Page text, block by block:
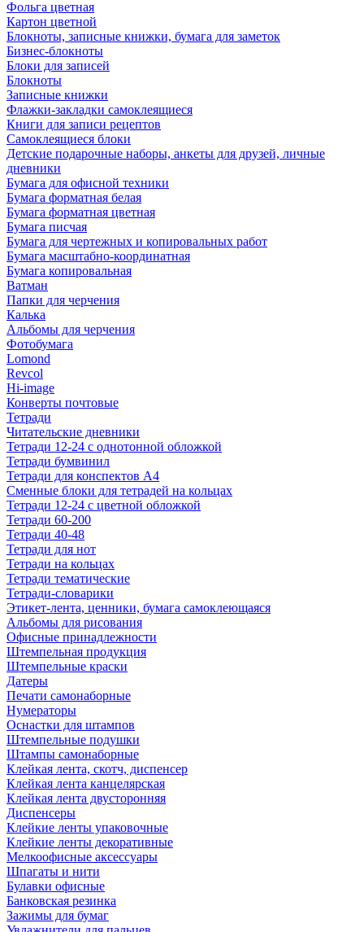
Фольга цветная
Картон цветной
Блокноты, записные книжки, бумага для заметок
Бизнес-блокноты
Блоки для записей
Блокноты
Записные книжки
Флажки-закладки самоклеящиеся
Книги для записи рецептов
Самоклеящиеся блоки
Детские подарочные наборы, анкеты для друзей, личные
дневники
Бумага для офисной техники
Бумага форматная белая
Бумага форматная цветная
Бумага писчая
Бумага для чертежных и копировальных работ
Бумага масштабно-координатная
Бумага копировальная
Ватман
Папки для черчения
Калька
Альбомы для черчения
Фотобумага
Lomond
Revcol
Hi-image
Конверты почтовые
Тетради
Читательские дневники
Тетради 12-24 с однотонной обложкой
Тетради бумвинил
Тетради для конспектов А4
Сменные блоки для тетрадей на кольцах
Тетради 12-24 с цветной обложкой
Тетради 60-200
Тетради 40-48
Тетради для нот
Тетради на кольцах
Тетради тематические
Тетради-словарики
Этикет-лента, ценники, бумага самоклеющаяся
Альбомы для рисования
Офисные принадлежности
Штемпельная продукция
Штемпельные краски
Датеры
Печати самонаборные
Нумераторы
Оснастки для штампов
Штемпельные подушки
Штампы самонаборные
Клейкая лента, скотч, диспенсер
Клейкая лента канцелярская
Клейкая лента двусторонняя
Диспенсеры
Клейкие ленты упаковочные
Клейкие ленты декоративные
Мелкоофисные аксессуары
Шпагаты и нити
Булавки офисные
Банковская резинка
Зажимы для бумаг